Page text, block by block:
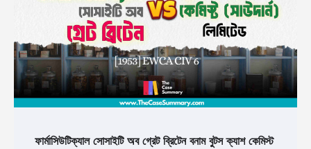
ফার্মাসিউটিক্যাল সোসাইটি অব গ্রেট ব্রিটেন বনাম বুটস ক্যাশ কেমিস্ট